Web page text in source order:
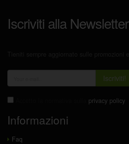
Iscriviti alla Newsletter
Iscriviti!
privacy policy
Informazioni
Faq